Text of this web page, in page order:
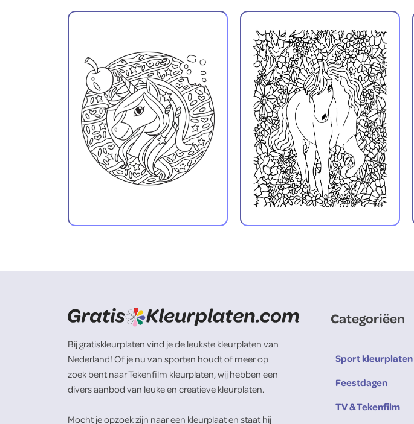
Bij gratiskleurplaten vind je de leukste kleurplaten van
Nederland! Of je nu van sporten houdt of meer op
zoek bent naar Tekenfilm kleurplaten, wij hebben een
divers aanbod van leuke en creatieve kleurplaten.
Mocht je opzoek zijn naar een kleurplaat en staat hij
Categoriëen
Sport kleurplaten
Feestdagen
TV & Tekenfilm